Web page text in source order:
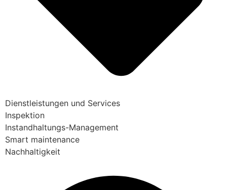
Dienstleistungen und Services
Inspektion
Instandhaltungs-Management
Smart maintenance
Nachhaltigkeit